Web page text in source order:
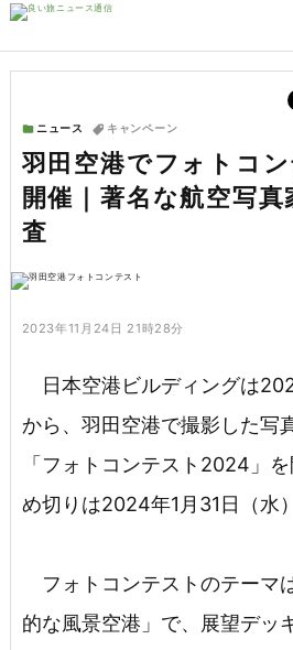
ニュース キャンペーン
羽田空港でフォトコ
開催｜著名な航空写
査
2023年11月24日 21時28分
日本空港ビルディングは
から、羽田空港で撮影した写
「フォトコンテスト2024」
め切りは2024年1月31日（水
フォトコンテストのテーマ
的な風景空港」で、展望デッ